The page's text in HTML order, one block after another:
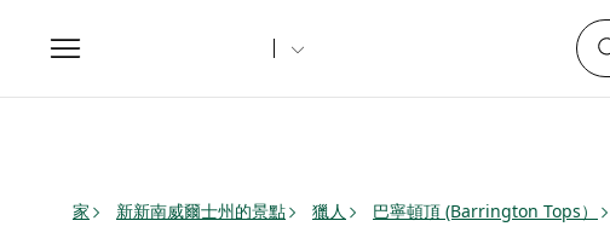
Toggle
navigation
家 新新南威爾士州的景點 獵人 巴寧頓頂 (Barrington Tops）